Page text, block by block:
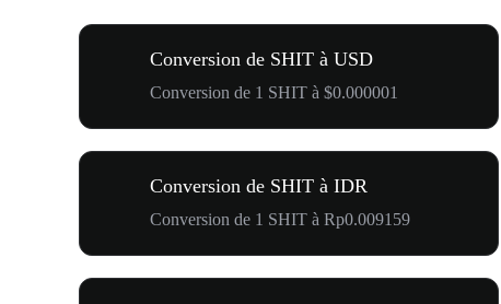
Conversion de SHIT à USD
Conversion de 1 SHIT à $0.000001
Conversion de SHIT à IDR
Conversion de 1 SHIT à Rp0.009159